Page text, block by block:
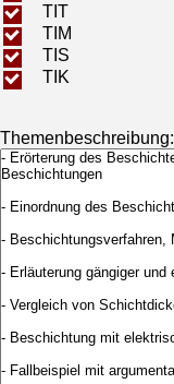
TIT
TIM
TIS
TIK
Themenbeschreibung: